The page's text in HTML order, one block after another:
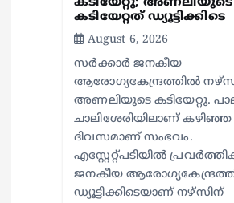
കടിയേറ്റത് ഡ്യൂട്ടിക്കിടെ
August 6, 2026
സര്‍ക്കാര്‍ ജനകീയ
ആരോഗ്യകേന്ദ്രത്തില്‍
അണലിയുടെ കടിയേറ്റു.
ചാലിശേരിയിലാണ് കഴിഞ്ഞ
ദിവസമാണ് സംഭവം.
എസ്റ്റേറ്റ്പടിയില്‍
ജനകീയ
ഡ്യൂട്ടിക്കിടെയാണ് നഴ്സിന്